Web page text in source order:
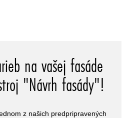
na vašej fasáde
"Návrh fasády"!
z našich predpripravených